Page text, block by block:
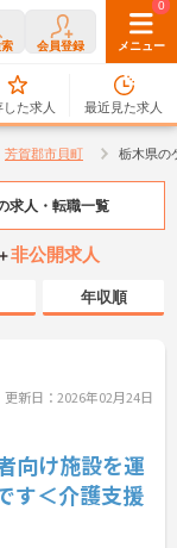
会員登録 メニュー
0
した求人
0
最近見た求人
芳賀郡市貝町 栃木県の
求人・転職一覧
非公開求人
年収順
更新日：2026年02月24日
向け施設を運
す＜介護支援